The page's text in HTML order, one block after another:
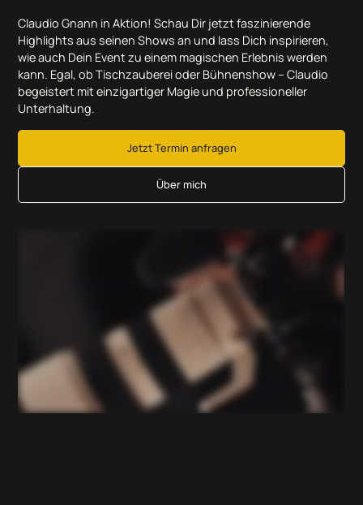
Claudio Gnann in Aktion! Schau Dir jetzt faszinierende
Highlights aus seinen Shows an und lass Dich inspirieren,
wie auch Dein Event zu einem magischen Erlebnis werden
kann. Egal, ob Tischzauberei oder Bühnenshow – Claudio
begeistert mit einzigartiger Magie und professioneller
Unterhaltung.
Jetzt Termin anfragen
Über mich